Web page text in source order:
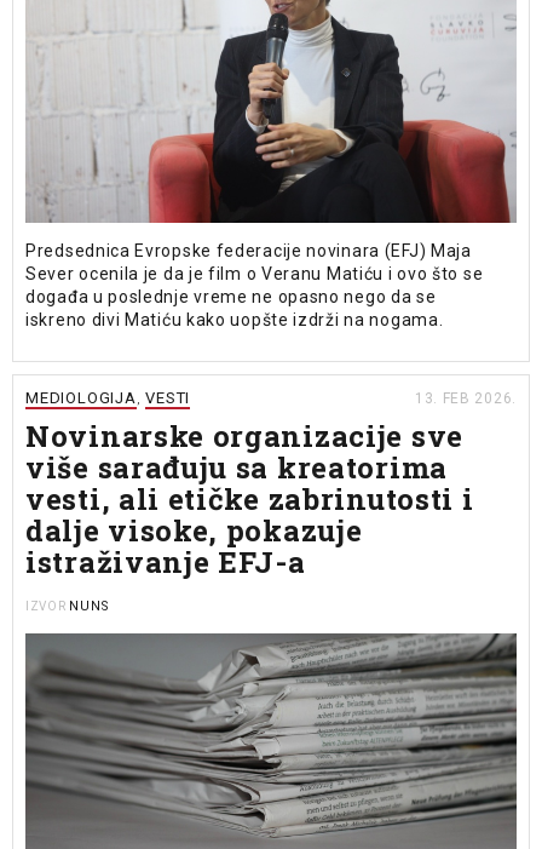
Predsednica Evropske federacije novinara (EFJ) Maja
Sever ocenila je da je film o Veranu Matiću i ovo što se
događa u poslednje vreme ne opasno nego da se
iskreno divi Matiću kako uopšte izdrži na nogama.
MEDIOLOGIJA,VESTI 13. FEB 2026.
Novinarske organizacije sve
više sarađuju sa kreatorima
vesti, ali etičke zabrinutosti i
dalje visoke, pokazuje
istraživanje EFJ-a
IZVOR NUNS